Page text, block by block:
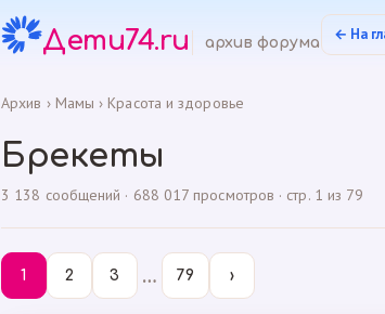
Дети74.ru архив форума ← На
Архив › Мамы › Красота и здоровье
Брекеты
3 138 сообщений · 688 017 просмотров · стр. 1 из 79
1 2 3 … 79 ›